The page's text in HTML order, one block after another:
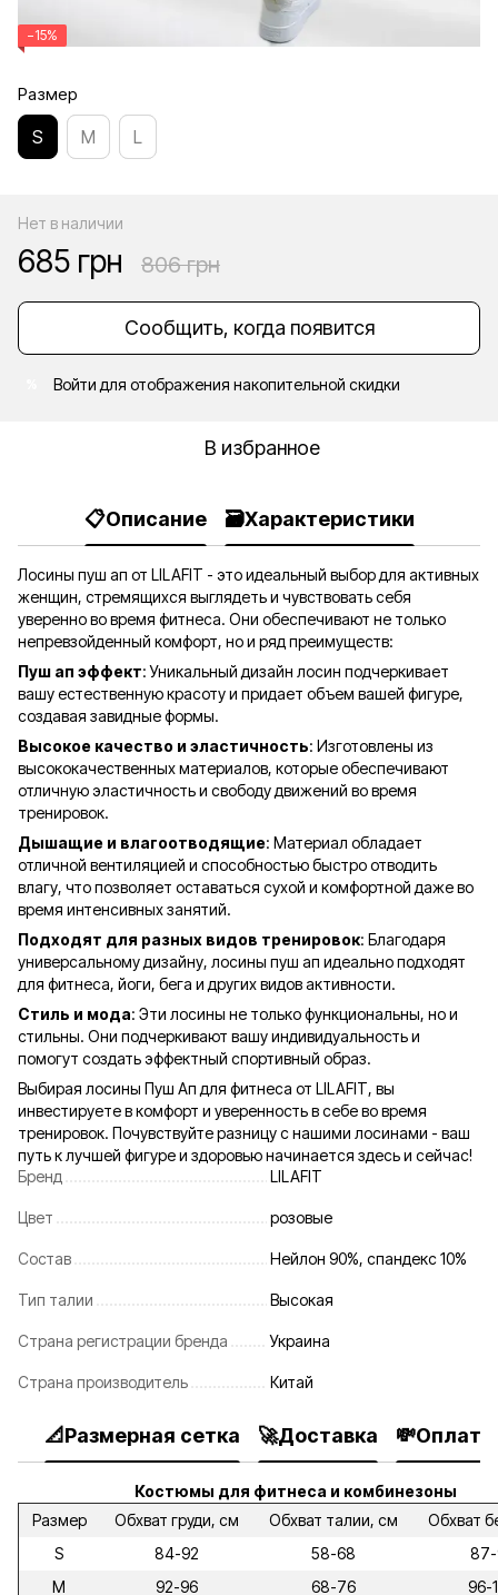
−15%
Размер
S M L
Нет в наличии
685 грн 806 грн
Сообщить, когда появится
Войти для отображения накопительной скидки
В избранное
📋Описание 🗃️Характеристики
Лосины пуш ап от LILAFIT - это идеальный выбор для активных
женщин, стремящихся выглядеть и чувствовать себя
уверенно во время фитнеса. Они обеспечивают не только
непревзойденный комфорт, но и ряд преимуществ:
Пуш ап эффект: Уникальный дизайн лосин подчеркивает
вашу естественную красоту и придает объем вашей фигуре,
создавая завидные формы.
Высокое качество и эластичность: Изготовлены из
высококачественных материалов, которые обеспечивают
отличную эластичность и свободу движений во время
тренировок.
Дышащие и влагоотводящие: Материал обладает
отличной вентиляцией и способностью быстро отводить
влагу, что позволяет оставаться сухой и комфортной даже во
время интенсивных занятий.
Подходят для разных видов тренировок: Благодаря
универсальному дизайну, лосины пуш ап идеально подходят
для фитнеса, йоги, бега и других видов активности.
Стиль и мода: Эти лосины не только функциональны, но и
стильны. Они подчеркивают вашу индивидуальность и
помогут создать эффектный спортивный образ.
Выбирая лосины Пуш Ап для фитнеса от LILAFIT, вы
инвестируете в комфорт и уверенность в себе во время
тренировок. Почувствуйте разницу с нашими лосинами - ваш
путь к лучшей фигуре и здоровью начинается здесь и сейчас!
Бренд
LILAFIT
Цвет розовые
Состав Нейлон 90%, спандекс 10%
Тип талии Высокая
Страна регистрации бренда Украина
Страна производитель Китай
📐Размерная сетка 🚀Доставка 💸Оплата
Костюмы для фитнеса и комбинезоны
Размер
Обхват груди, см Обхват талии, см
Обхват
S
84-92 58-68
M
92-96 68-76 96-